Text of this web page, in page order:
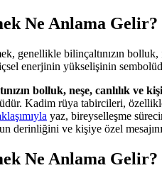
Ne Anlama
genellikle bilinçaltınızın
içsel enerjinin yükselişinin
bolluk, neşe, canlılık ve
Kadim rüya tabircileri,
yaz, bireyselleşme
derinliğini ve kişiye özel
Ne Anlama Gelir?